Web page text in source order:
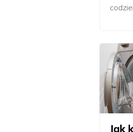
Jak